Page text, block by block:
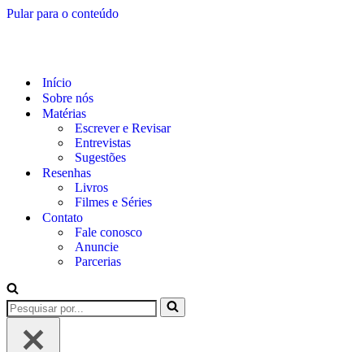
Pular para o conteúdo
Início
Sobre nós
Matérias
Escrever e Revisar
Entrevistas
Sugestões
Resenhas
Livros
Filmes e Séries
Contato
Fale conosco
Anuncie
Parcerias